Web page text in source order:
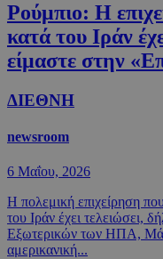
Ρούμπιο: Η
κατά του Ιράν
είμαστε στην
ΔΙΕΘΝΗ
newsroom
6 Μαΐου, 2026
Η πολεμική επιχείρηση
του Ιράν έχει τελειώσει,
Εξωτερικών των ΗΠΑ,
αμερικανική...